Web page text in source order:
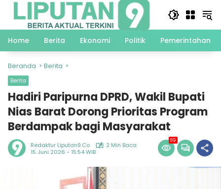
Langsung
Home
Berita Ekonomi Politik Pemerintahan
Beranda Berita
Berita
Hadiri Paripurna DPRD, Wakil Bupati
Nias Barat Dorong Prioritas Program
Berdampak bagi Masyarakat
Redaktur Liputan9.co
2 Min Baca
15 Juni 2026 - 15:54 WIB
89